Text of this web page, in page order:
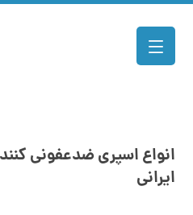
انواع اسپری ضدعفونی
ایرانی